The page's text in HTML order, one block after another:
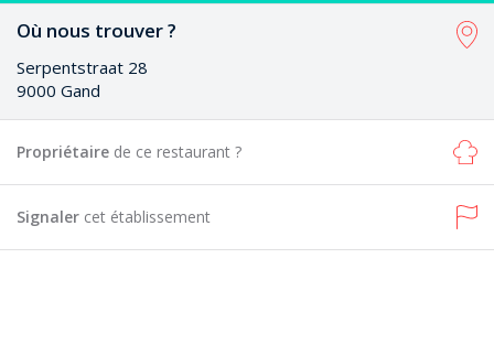
Où nous trouver ?
Serpentstraat 28
9000 Gand
Propriétaire de ce restaurant ?
Signaler cet établissement